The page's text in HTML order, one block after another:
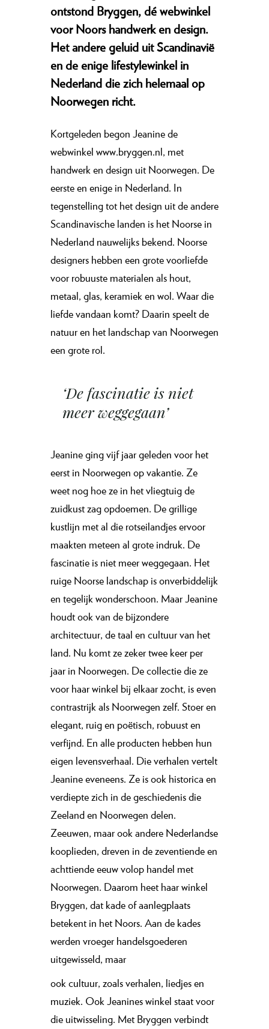
ontstond Bryggen, dé webwinkel
voor Noors handwerk en design.
Het andere geluid uit Scandinavië
en de enige lifestylewinkel in
Nederland die zich helemaal op
Noorwegen richt.
Kortgeleden begon Jeanine de
webwinkel www.bryggen.nl, met
handwerk en design uit Noorwegen. De
eerste en enige in Nederland. In
tegenstelling tot het design uit de andere
Scandinavische landen is het Noorse in
Nederland nauwelijks bekend. Noorse
designers hebben een grote voorliefde
voor robuuste materialen als hout,
metaal, glas, keramiek en wol. Waar die
liefde vandaan komt? Daarin speelt de
natuur en het landschap van Noorwegen
een grote rol.
‘De fascinatie is niet
meer weggegaan’
Jeanine ging vijf jaar geleden voor het
eerst in Noorwegen op vakantie. Ze
weet nog hoe ze in het vliegtuig de
zuidkust zag opdoemen. De grillige
kustlijn met al die rotseilandjes ervoor
maakten meteen al grote indruk. De
fascinatie is niet meer weggegaan. Het
ruige Noorse landschap is onverbiddelijk
en tegelijk wonderschoon. Maar Jeanine
houdt ook van de bijzondere
architectuur, de taal en cultuur van het
land. Nu komt ze zeker twee keer per
jaar in Noorwegen. De collectie die ze
voor haar winkel bij elkaar zocht, is even
contrastrijk als Noorwegen zelf. Stoer en
elegant, ruig en poëtisch, robuust en
verfijnd. En alle producten hebben hun
eigen levensverhaal. Die verhalen vertelt
Jeanine eveneens. Ze is ook historica en
verdiepte zich in de geschiedenis die
Zeeland en Noorwegen delen.
Zeeuwen, maar ook andere Nederlandse
kooplieden, dreven in de zeventiende en
achttiende eeuw volop handel met
Noorwegen. Daarom heet haar winkel
Bryggen, dat kade of aanlegplaats
betekent in het Noors. Aan de kades
werden vroeger handels­goederen
uitgewisseld, maar
ook cultuur, zoals verhalen, liedjes en
muziek. Ook Jeanines winkel staat voor
die uitwisseling. Met Bryggen verbindt